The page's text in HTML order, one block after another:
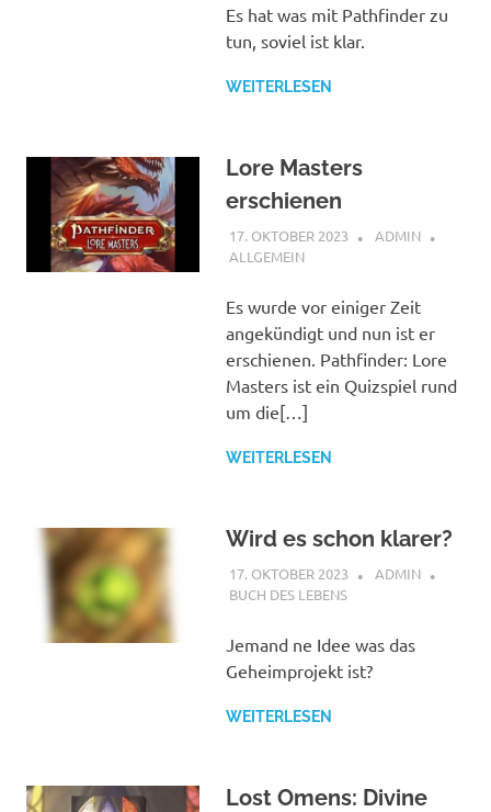
Es hat was mit Pathfinder zu
tun, soviel ist klar.
WEITERLESEN
Lore Masters
erschienen
17. OKTOBER 2023
ADMIN
ALLGEMEIN
Es wurde vor einiger Zeit
angekündigt und nun ist er
erschienen. Pathfinder: Lore
Masters ist ein Quizspiel rund
um die[…]
WEITERLESEN
Wird es schon klarer?
17. OKTOBER 2023
ADMIN
BUCH DES LEBENS
Jemand ne Idee was das
Geheimprojekt ist?
WEITERLESEN
Lost Omens: Divine